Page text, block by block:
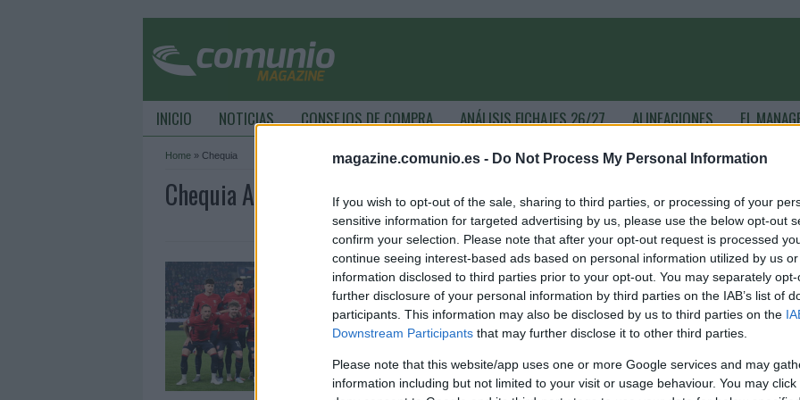
magazine.comunio.es - Do Not Process My Personal Information
If you wish to opt-out of the sale, sharing to third parties, or processing of your
sensitive information for targeted advertising by us, please use the below opt-out
confirm your selection. Please note that after your opt-out request is processed
continue seeing interest-based ads based on personal information utilized by us
information disclosed to third parties prior to your opt-out. You may separately
further disclosure of your personal information by third parties on the IAB’s list of
participants. This information may also be disclosed by us to third parties on the
Downstream Participants that may further disclose it to other third parties.
Please note that this website/app uses one or more Google services and may
information including but not limited to your visit or usage behaviour. You may
INICIO NOTICIAS CONSEJOS DE COMPRA ANÁLISIS FICHAJES 26/27 ALINEACIONES EL
Home » Chequia
Chequia Archive - ComunioMagazine
Chequia en el Mundial 2026: ¿Cuál será su once titular?
15. mayo 2026 Por Jesus Gallo
Chequia está encuadrada en el grupo A del Mundial 2026. ¿Cuál
será el equipo titular del conjunto centro-europeo? A continuación
Comunio.com.
Leer más »